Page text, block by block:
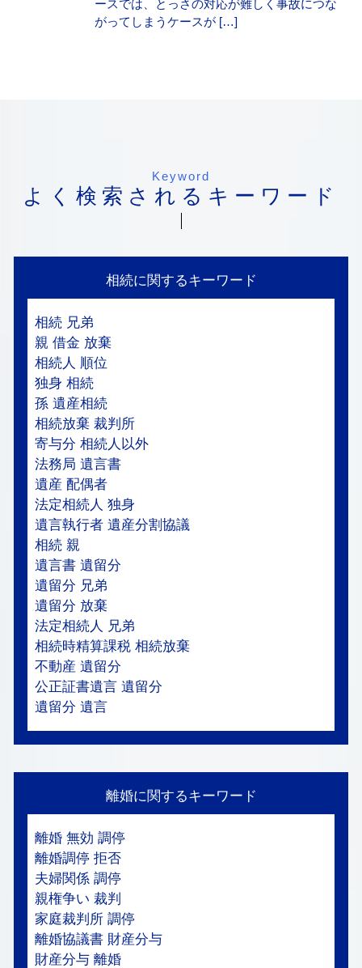
ースでは、とっさの対応が難しく事故につな
がってしまうケースが […]
Keyword
よく検索されるキーワード
相続に関するキーワード
相続 兄弟
親 借金 放棄
相続人 順位
独身 相続
孫 遺産相続
相続放棄 裁判所
寄与分 相続人以外
法務局 遺言書
遺産 配偶者
法定相続人 独身
遺言執行者 遺産分割協議
相続 親
遺言書 遺留分
遺留分 兄弟
遺留分 放棄
法定相続人 兄弟
相続時精算課税 相続放棄
不動産 遺留分
公正証書遺言 遺留分
遺留分 遺言
離婚に関するキーワード
離婚 無効 調停
離婚調停 拒否
夫婦関係 調停
親権争い 裁判
家庭裁判所 調停
離婚協議書 財産分与
財産分与 離婚